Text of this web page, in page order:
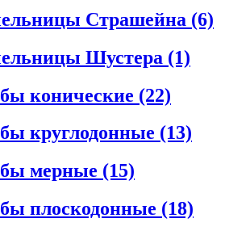
Страшейна (6)
Шустера (1)
конические (22)
круглодонные (13)
мерные (15)
плоскодонные (18)